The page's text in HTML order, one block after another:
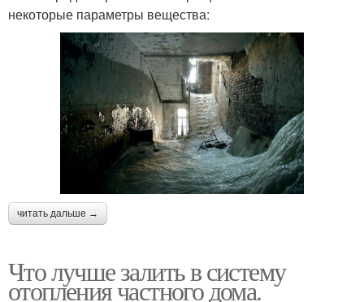
некоторые параметры вещества:
читать дальше →
Что лучше залить в систему
отопления частного дома.